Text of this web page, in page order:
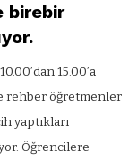
birebir
15.00’a
rehber öğretmenler
yaptıkları
Öğrencilere